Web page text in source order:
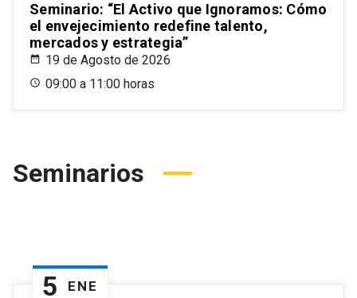
Seminario: “El Activo que Ignoramos: Cómo
el envejecimiento redefine talento,
mercados y estrategia”
19 de Agosto de 2026
09:00 a 11:00 horas
Seminarios
5 ENE